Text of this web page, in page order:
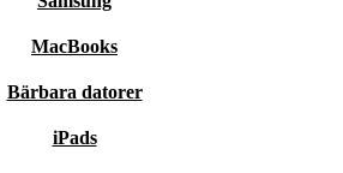
MacBooks
Bärbara datorer
iPads